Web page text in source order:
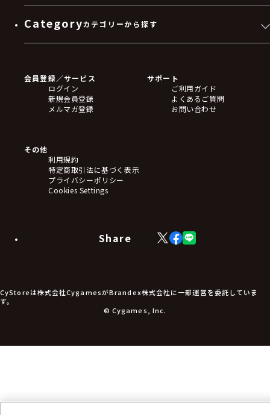
Categoryカテゴリーから探す
フィギュア
アクリルスタンド
バッジ
キーホルダー・ストラップ
ステッカー・シール・カード
タペストリー・ポスター
アームサポーター
ブレードホルダー
食品・飲料品
アパレル小物
アクセサリー
会員登録／サービス
ログイン
新規会員登録
メルマガ登録
サポート
ご利用ガイド
よくあるご質問
お問い合わせ
その他
利用規約
特定商取引法に基づく表示
プライバシーポリシー
Cookies Settings
Share
X
(Twitter)
Facebook
LINE
CyStoreは株式会社CygamesがBrandex株式会社に一部運営を委託していま
す。
© Cygames, Inc.